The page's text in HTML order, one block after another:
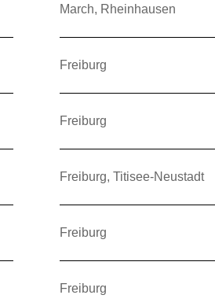
March, Rheinhausen
Freiburg
Freiburg
Freiburg, Titisee-Neustadt
Freiburg
Freiburg